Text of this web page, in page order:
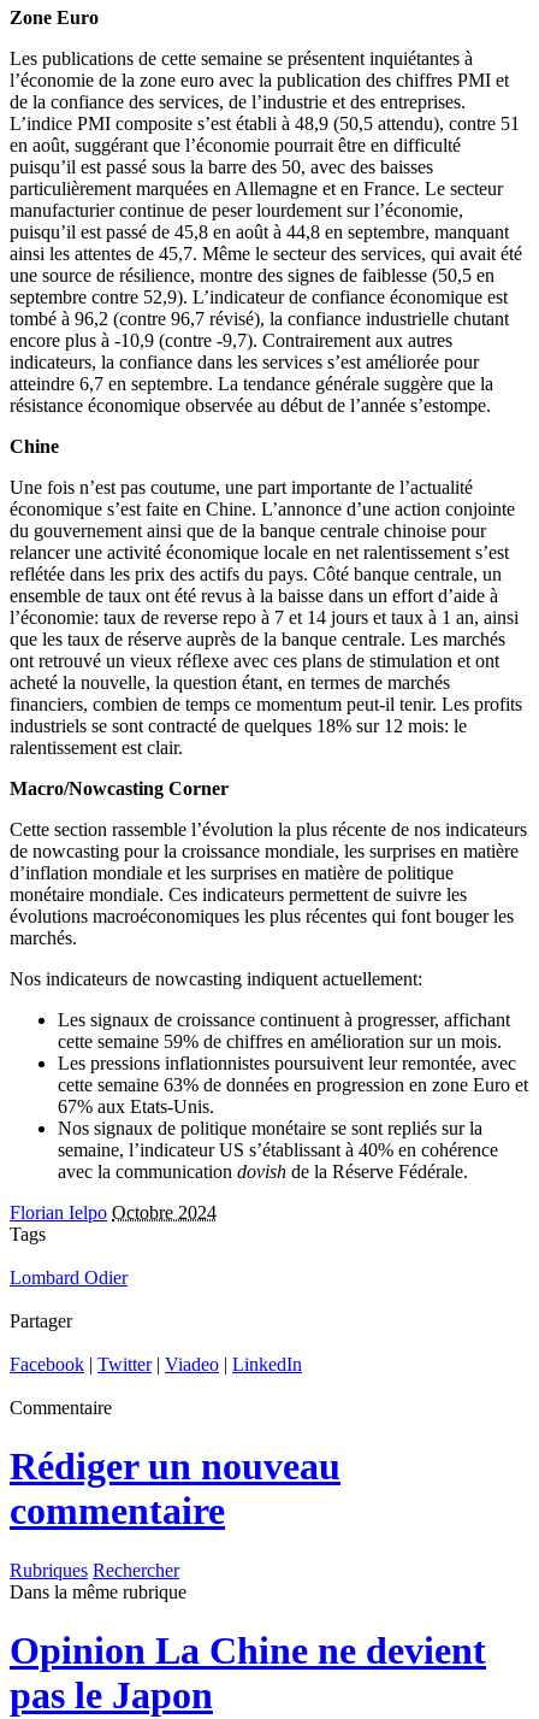
Zone Euro
Les publications de cette semaine se présentent inquiétantes à
l’économie de la zone euro avec la publication des chiffres PMI et
de la confiance des services, de l’industrie et des entreprises.
L’indice PMI composite s’est établi à 48,9 (50,5 attendu), contre 51
en août, suggérant que l’économie pourrait être en difficulté
puisqu’il est passé sous la barre des 50, avec des baisses
particulièrement marquées en Allemagne et en France. Le secteur
manufacturier continue de peser lourdement sur l’économie,
puisqu’il est passé de 45,8 en août à 44,8 en septembre, manquant
ainsi les attentes de 45,7. Même le secteur des services, qui avait été
une source de résilience, montre des signes de faiblesse (50,5 en
septembre contre 52,9). L’indicateur de confiance économique est
tombé à 96,2 (contre 96,7 révisé), la confiance industrielle chutant
encore plus à -10,9 (contre -9,7). Contrairement aux autres
indicateurs, la confiance dans les services s’est améliorée pour
atteindre 6,7 en septembre. La tendance générale suggère que la
résistance économique observée au début de l’année s’estompe.
Chine
Une fois n’est pas coutume, une part importante de l’actualité
économique s’est faite en Chine. L’annonce d’une action conjointe
du gouvernement ainsi que de la banque centrale chinoise pour
relancer une activité économique locale en net ralentissement s’est
reflétée dans les prix des actifs du pays. Côté banque centrale, un
ensemble de taux ont été revus à la baisse dans un effort d’aide à
l’économie: taux de reverse repo à 7 et 14 jours et taux à 1 an, ainsi
que les taux de réserve auprès de la banque centrale. Les marchés
ont retrouvé un vieux réflexe avec ces plans de stimulation et ont
acheté la nouvelle, la question étant, en termes de marchés
financiers, combien de temps ce momentum peut-il tenir. Les profits
industriels se sont contracté de quelques 18% sur 12 mois: le
ralentissement est clair.
Macro/Nowcasting Corner
Cette section rassemble l’évolution la plus récente de nos indicateurs
de nowcasting pour la croissance mondiale, les surprises en matière
d’inflation mondiale et les surprises en matière de politique
monétaire mondiale. Ces indicateurs permettent de suivre les
évolutions macroéconomiques les plus récentes qui font bouger les
marchés.
Nos indicateurs de nowcasting indiquent actuellement:
Les signaux de croissance continuent à progresser, affichant
cette semaine 59% de chiffres en amélioration sur un mois.
Les pressions inflationnistes poursuivent leur remontée, avec
cette semaine 63% de données en progression en zone Euro et
67% aux Etats-Unis.
Nos signaux de politique monétaire se sont repliés sur la
semaine, l’indicateur US s’établissant à 40% en cohérence
avec la communication dovish de la Réserve Fédérale.
Florian Ielpo Octobre 2024
Tags
Lombard Odier
Partager
Facebook | Twitter| Viadeo | LinkedIn
Commentaire
Rédiger un nouveau
commentaire
Rubriques Rechercher
Dans la même rubrique
Opinion La Chine ne devient
pas le Japon